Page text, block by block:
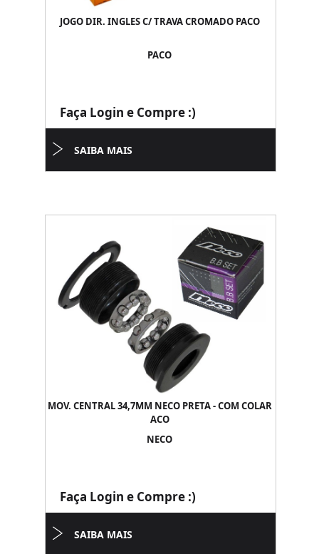
JOGO DIR. INGLES C/ TRAVA CROMADO PACO
PACO
Faça Login e Compre :)
SAIBA MAIS
MOV. CENTRAL 34,7MM NECO PRETA - COM COLAR
ACO
NECO
Faça Login e Compre :)
SAIBA MAIS